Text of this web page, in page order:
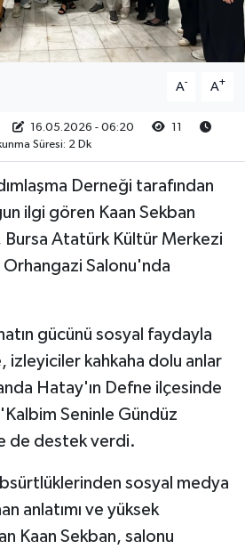
A- A+
16.05.2026 - 06:20
11
Süresi: 2 Dk
Derneği tarafından
ilgi gören Kaan Sekban
Atatürk Kültür Merkezi
Salonu'nda
gücünü sosyal faydayla
izleyiciler kahkaha dolu anlar
Hatay'ın Defne ilçesinde
Seninle Gündüz
de destek verdi.
sosyal medya
anlatımı ve yüksek
Kaan Sekban, salonu